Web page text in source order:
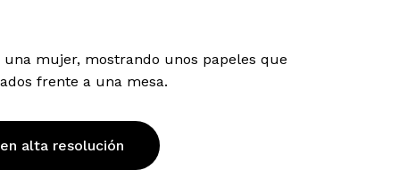
mujer, mostrando unos papeles que
frente a una mesa.
alta resolución